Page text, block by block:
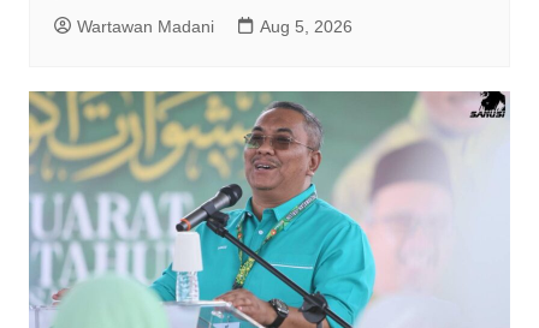
Wartawan Madani Aug 5, 2026